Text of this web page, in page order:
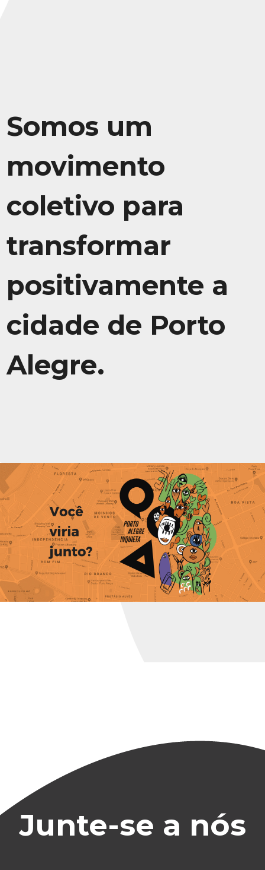
Somos um
movimento
coletivo para
transformar
positivamente a
cidade de Porto
Alegre.
Junte-se a nós